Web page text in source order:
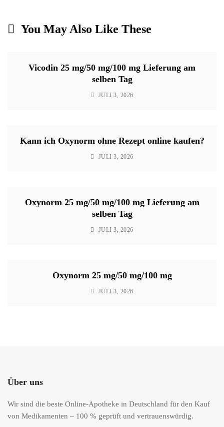
You May Also Like These
Vicodin 25 mg/50 mg/100 mg Lieferung am
selben Tag
JULI 3, 2026
Kann ich Oxynorm ohne Rezept online kaufen?
JULI 3, 2026
Oxynorm 25 mg/50 mg/100 mg Lieferung am
selben Tag
JULI 3, 2026
Oxynorm 25 mg/50 mg/100 mg
JULI 3, 2026
Über uns
Wir sind die beste Online-Apotheke in Deutschland für den Kauf
von Medikamenten – 100 % geprüft und vertrauenswürdig.